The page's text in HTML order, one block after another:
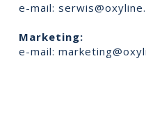
e-mail:
Marketing:
e-mail: